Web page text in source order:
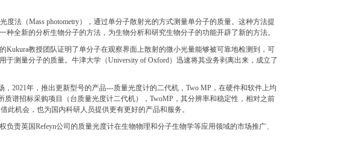
法（Mass photometry），通过单分子散射光的方式测量单分子的质量。这种方法提
全新的分析生物分子的方法，为生物分析和研究生物分子的功能开辟了新的方法。
教授团队证明了单分子在观察界面上散射的微小光量能够被可靠地检测到，可
测量分子的质量。牛津大学（University of Oxford）迅速将其业务剥离出来，成立了
，2021年，推出更新型号的产品---质量光度计的二代机，Two MP，在硬件和软件上均
谱招标采购项目（台质量光度计二代机），TwoMP，其分辨率和稳定性，相对之前
此机会，也为国内科研人员提供更有更好的产品和服务。
责英国Refeyn公司的质量光度计在生物物理和分子生物学等应用领域的市场推广、